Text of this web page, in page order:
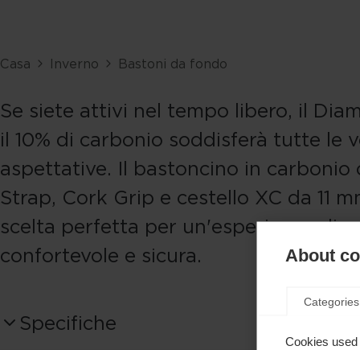
Casa Inverno Bastoni da fondo
Se siete attivi nel tempo libero, il
il 10% di carbonio soddisferà tutte le
aspettative. Il bastoncino in carbonio
Strap, Cork Grip e cestello XC da 11
scelta perfetta per un'esperienza di
confortevole e sicura.
Specifiche
About
Categories
Cookies